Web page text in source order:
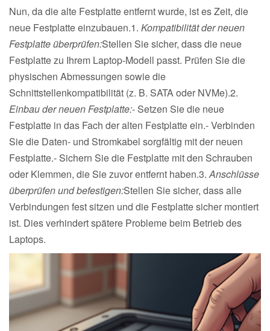
Nun, da die alte Festplatte entfernt wurde, ist es Zeit, die
neue Festplatte einzubauen.1. Kompatibilität der neuen
Festplatte überprüfen:Stellen Sie sicher, dass die neue
Festplatte zu Ihrem Laptop-Modell passt. Prüfen Sie die
physischen Abmessungen sowie die
Schnittstellenkompatibilität (z. B. SATA oder NVMe).2.
Einbau der neuen Festplatte:- Setzen Sie die neue
Festplatte in das Fach der alten Festplatte ein.- Verbinden
Sie die Daten- und Stromkabel sorgfältig mit der neuen
Festplatte.- Sichern Sie die Festplatte mit den Schrauben
oder Klemmen, die Sie zuvor entfernt haben.3. Anschlüsse
überprüfen und befestigen:Stellen Sie sicher, dass alle
Verbindungen fest sitzen und die Festplatte sicher montiert
ist. Dies verhindert spätere Probleme beim Betrieb des
Laptops.